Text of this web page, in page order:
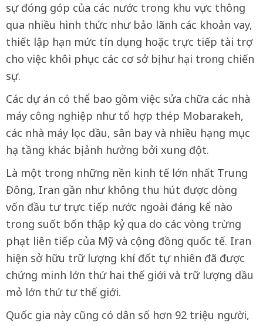
sự đóng góp của các nước trong khu vực thông
qua nhiều hình thức như bảo lãnh các khoản vay,
thiết lập hạn mức tín dụng hoặc trực tiếp tài trợ
cho việc khôi phục các cơ sở bị hư hại trong chiến
sự.
Các dự án có thể bao gồm việc sửa chữa các nhà
máy công nghiệp như tổ hợp thép Mobarakeh,
các nhà máy lọc dầu, sân bay và nhiều hạng mục
hạ tầng khác bị ảnh hưởng bởi xung đột.
Là một trong những nền kinh tế lớn nhất Trung
Đông, Iran gần như không thu hút được dòng
vốn đầu tư trực tiếp nước ngoài đáng kể nào
trong suốt bốn thập kỷ qua do các vòng trừng
phạt liên tiếp của Mỹ và cộng đồng quốc tế. Iran
hiện sở hữu trữ lượng khí đốt tự nhiên đã được
chứng minh lớn thứ hai thế giới và trữ lượng dầu
mỏ lớn thứ tư thế giới.
Quốc gia này cũng có dân số hơn 92 triệu người,